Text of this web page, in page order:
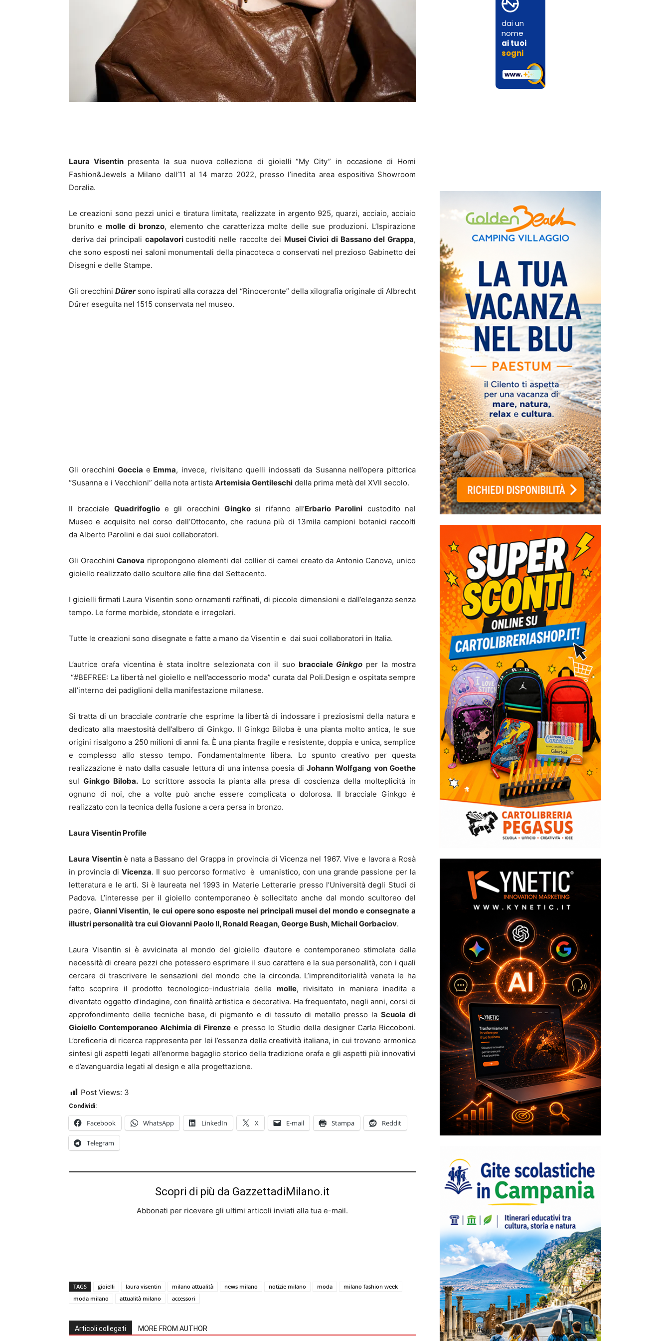
Laura Visentinpresenta la sua nuova collezione di gioielli “My City” in occasione di Homi
Fashion&Jewels a Milano dall’11 al 14 marzo 2022, presso l’inedita area espositiva Showroom
Doralia.
Le creazioni sono pezzi unici e tiratura limitata, realizzate in argento 925, quarzi, acciaio, acciaio
brunito e molle di bronzo, elemento che caratterizza molte delle sue produzioni. L’Ispirazione
deriva dai principali capolavoricustoditi nelle raccolte dei Musei Civici di Bassano del Grappa,
che sono esposti nei saloni monumentali della pinacoteca o conservati nel prezioso Gabinetto dei
Disegni e delle Stampe.
Gli orecchiniDürersono ispirati alla corazza del “Rinoceronte” della xilografia originale di Albrecht
Dürer eseguita nel 1515 conservata nel museo.
Gli orecchiniGoccia e Emma, invece, rivisitano quelli indossati da Susanna nell’opera pittorica
“Susanna e i Vecchioni” della nota artista Artemisia Gentileschi della prima metà del XVII secolo.
Il bracciale Quadrifoglioe gli orecchiniGingko si rifanno all’Erbario Parolini custodito nel
Museo e acquisito nel corso dell’Ottocento, che raduna più di 13mila campioni botanici raccolti
da Alberto Parolini e dai suoi collaboratori.
Gli OrecchiniCanova ripropongono elementi del collier di camei creato da Antonio Canova, unico
gioiello realizzato dallo scultore alle fine del Settecento.
I gioielli firmati Laura Visentin sono ornamenti raffinati, di piccole dimensioni e dall’eleganza senza
tempo. Le forme morbide, stondate e irregolari.
Tutte le creazioni sono disegnate e fatte a mano da Visentin e dai suoi collaboratori in Italia.
L’autrice orafa vicentina è stata inoltre selezionata con il suo bracciale Ginkgo per la mostra
“#BEFREE: La libertà nel gioiello e nell’accessorio moda” curata dal Poli.Design e ospitata sempre
all’interno dei padiglioni della manifestazione milanese.
Si tratta di un braccialecontrarie che esprime la libertà di indossare i preziosismi della natura e
dedicato alla maestosità dell’albero di Ginkgo. Il Ginkgo Biloba è una pianta molto antica, le sue
origini risalgono a 250 milioni di anni fa. È una pianta fragile e resistente, doppia e unica, semplice
e complesso allo stesso tempo. Fondamentalmente libera. Lo spunto creativo per questa
realizzazione è nato dalla casuale lettura di una intensa poesia di Johann Wolfgang vonGoethe
sul Ginkgo Biloba.Lo scrittore associa la pianta alla presa di coscienza della molteplicità in
ognuno di noi, che a volte può anche essere complicata o dolorosa. Il bracciale Ginkgo è
realizzato con la tecnica della fusione a cera persa in bronzo.
Laura Visentin Profile
Laura Visentinè nata a Bassano del Grappa in provincia di Vicenza nel 1967. Vive e lavora a Rosà
in provincia di Vicenza. Il suo percorso formativo è umanistico, con una grande passione per la
letteratura e le arti. Si è laureata nel 1993 in Materie Letterarie presso l’Università degli Studi di
Padova. L’interesse per il gioiello contemporaneo è sollecitato anche dal mondo scultoreo del
padre, Gianni Visentin,le cui opere sono esposte nei principali musei del mondo e consegnate a
illustri personalità tra cui Giovanni Paolo II, Ronald Reagan, George Bush, Michail Gorbaciov.
Laura Visentin si è avvicinata al mondo del gioiello d’autore e contemporaneo stimolata dalla
necessità di creare pezzi che potessero esprimere il suo carattere e la sua personalità, con i quali
cercare di trascrivere le sensazioni del mondo che la circonda. L’imprenditorialità veneta le ha
fatto scoprire il prodotto tecnologico-industriale delle molle, rivisitato in maniera inedita e
diventato oggetto d’indagine, con finalità artistica e decorativa. Ha frequentato, negli anni, corsi di
approfondimento delle tecniche base, di pigmento e di tessuto di metallo presso laScuola di
Gioiello Contemporaneo Alchimia di Firenze e presso lo Studio della designer Carla Riccoboni.
L’oreficeria di ricerca rappresenta per lei l’essenza della creatività italiana, in cui trovano armonica
sintesi gli aspetti legati all’enorme bagaglio storico della tradizione orafa e gli aspetti più innovativi
e d’avanguardia legati al design e alla progettazione.
Post Views: 3
Condividi:
Facebook WhatsApp LinkedIn X E-mail Stampa Reddit
Telegram
Scopri di più da GazzettadiMilano.it
Abbonati per ricevere gli ultimi articoli inviati alla tua e-mail.
TAGS gioielli laura visentin milano attualità news milano notizie milano moda
milano fashion week
moda milano
attualità milano accessori
Articoli collegati MORE FROM AUTHOR